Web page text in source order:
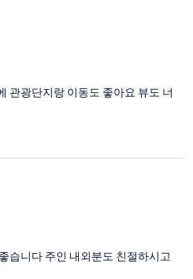
관광단지랑 이동도 좋아요 뷰도 너
습니다 주인 내외분도 친절하시고